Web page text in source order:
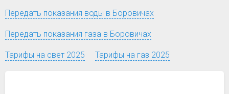
Передать показания воды в Боровичах
Передать показания газа в Боровичах
Тарифы на свет 2025 Тарифы на газ 2025